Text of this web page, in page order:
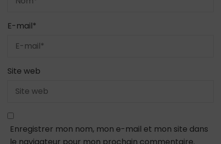
E-mail*
Site web
Enregistrer mon nom, mon e-mail et mon site dans